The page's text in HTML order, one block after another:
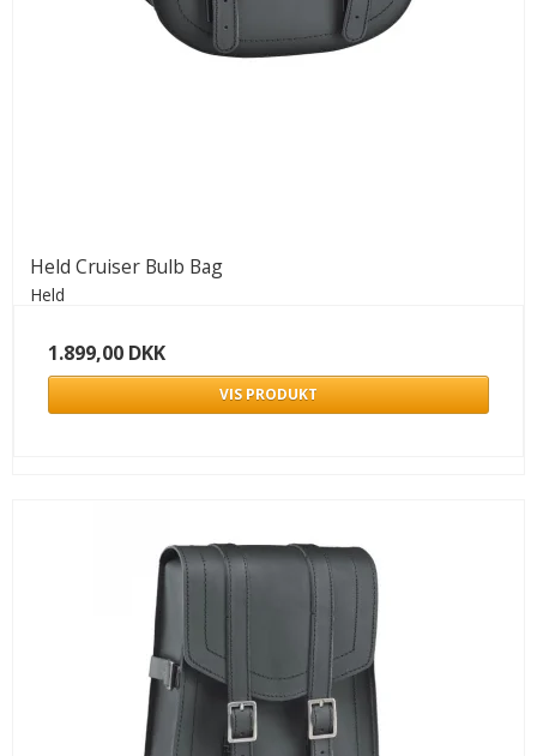
Held Cruiser Bulb Bag
Held
1.899,00 DKK
VIS PRODUKT